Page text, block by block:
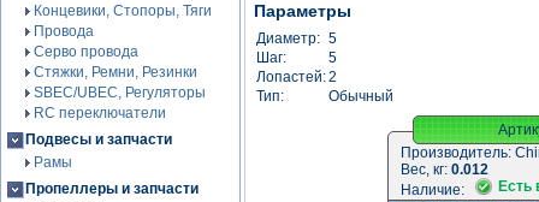
Концевики, Стопоры, Тяги
Провода
Серво провода
Стяжки, Ремни, Резинки
SBEC/UBEC, Регуляторы
RC переключатели
Подвесы и запчасти
Рамы
Пропеллеры и запчасти
Параметры
Диаметр: 5
Шаг:
5
Лопастей:2
Тип:
Обычный
Производитель:
Вес, кг: 0.012
Наличие:
Есть